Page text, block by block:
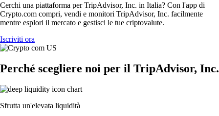
Cerchi una piattaforma per TripAdvisor, Inc. in Italia? Con l'app di
Crypto.com compri, vendi e monitori TripAdvisor, Inc. facilmente
mentre esplori il mercato e gestisci le tue criptovalute.
Iscriviti ora
Perché scegliere noi per il TripAdvisor, Inc.
Sfrutta un'elevata liquidità